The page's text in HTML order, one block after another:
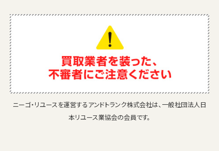
ニーゴ・リユースを運営するアンドトランク株式会社は、一般社団法人日
本リユース業協会の会員です。